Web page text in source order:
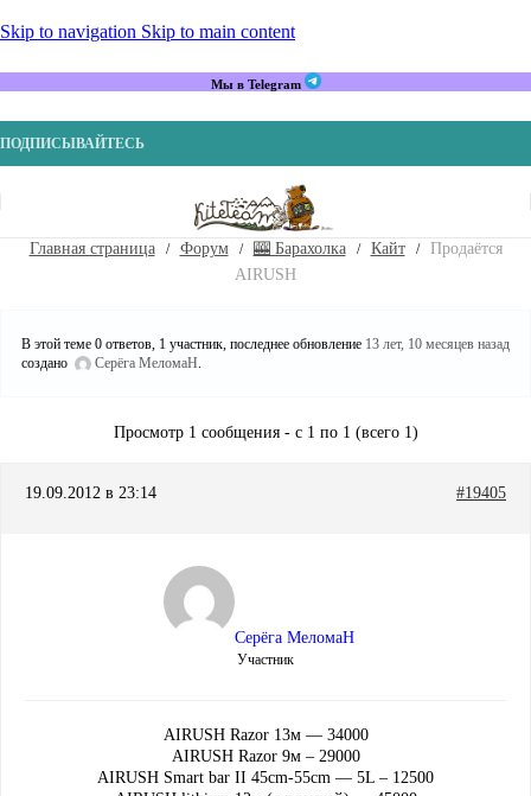
Skip to navigation Skip to main content
Мы в Telegram
ПОДПИСЫВАЙТЕСЬ
Главная страница Форум 🎰 Барахолка Кайт
Продаётся
AIRUSH
В этой теме 0 ответов, 1 участник, последнее обновление 13 лет, 10 месяцев назад
создано
Серёга МеломаН.
Просмотр 1 сообщения - с 1 по 1 (всего 1)
19.09.2012 в 23:14 #19405
Серёга МеломаН
Участник
AIRUSH Razor 13м — 34000
AIRUSH Razor 9м – 29000
AIRUSH Smart bar II 45cm-55cm — 5L – 12500